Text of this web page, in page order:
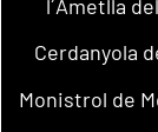
l´Ametlla
Cerdanyola
Monistrol de